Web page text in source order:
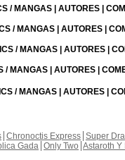
/ MANGAS | AUTORES |
/ MANGAS | AUTORES |
/ MANGAS | AUTORES |
/ MANGAS | AUTORES |
/ MANGAS | AUTORES |
Chronoctis Express Super
Gada Only Two Astaroth Y